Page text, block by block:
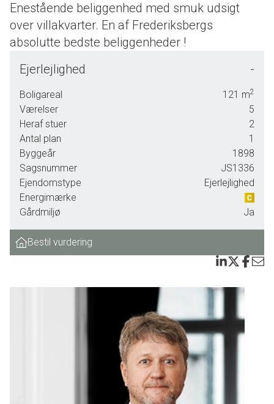
Enestående beliggenhed med smuk udsigt
over villakvarter. En af Frederiksbergs
absolutte bedste beliggenheder !
nærmest genfødt – hvor der er skabt en helt igennem
moderne, funktionelle. Køkkenet er flyttet til den oprindelige
spisestue, og hjertet i lejligheden er i dag det store
køkken/alrum, som hænger perfekt sammen med den
smukke opholdsstue.
Man bliver forblændet af den kompromisløse
istandsættelse, der er gennemsyret af kvalitet. Det lækre
køkken/alrum er fra Handcrafted Interior med massive
skuffer i egetræ, smuk bordplade i dolomitsten, elegante
greb fra Julie Brandt, Quooker Fusion 5 samt alle hårde
hvidevarer, herunder Bora kogeplade og vinkøleskab.
Det overdådige badeværelse er udført med smukke klinker
Dornbracht, indbyggede skabe fra Handcrafted Interior
samt en diskret indbygget vaskesøjle.
Lejligheden blev gennemrenoveret i 2025, hvor alle
radiatorer blev udskiftet og skjult med snedkerbyggede
radiatorskjulere. Væggene blev fuldspartlet og fik nyt
glasfilt, samtidig med at der blev indfræset nyt el i hele
lejligheden. Overalt i lejligheden er der lagt gennemgående
Ejerlejlighed -
Boligareal 121 m2
Værelser
5
Heraf stuer
2
Antal plan
1
Byggeår
1898
Sagsnummer
JS1336
Ejendomstype
Ejerlejlighed
Energimærke
Gårdmiljø
Ja
Bestil vurdering